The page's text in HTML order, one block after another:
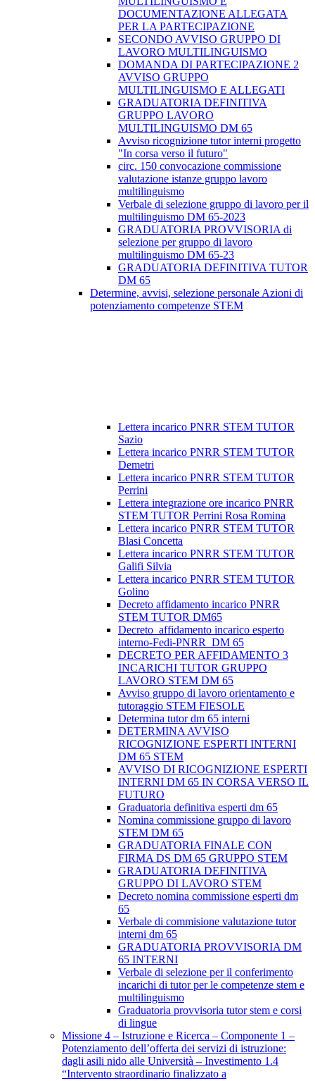
DOCUMENTAZIONE ALLEGATA
PER LA PARTECIPAZIONE
SECONDO AVVISO GRUPPO DI
LAVORO MULTILINGUISMO
DOMANDA DI PARTECIPAZIONE 2
AVVISO GRUPPO
MULTILINGUISMO E ALLEGATI
GRADUATORIA DEFINITIVA
GRUPPO LAVORO
MULTILINGUISMO DM 65
Avviso ricognizione tutor interni progetto
"In corsa verso il futuro"
circ. 150 convocazione commissione
valutazione istanze gruppo lavoro
multilinguismo
Verbale di selezione gruppo di lavoro per il
multilinguismo DM 65-2023
GRADUATORIA PROVVISORIA di
selezione per gruppo di lavoro
multilinguismo DM 65-23
GRADUATORIA DEFINITIVA TUTOR
DM 65
Determine, avvisi, selezione personale Azioni di
potenziamento competenze STEM
Lettera incarico PNRR STEM TUTOR
Sazio
Lettera incarico PNRR STEM TUTOR
Demetri
Lettera incarico PNRR STEM TUTOR
Perrini
Lettera integrazione ore incarico PNRR
STEM TUTOR Perrini Rosa Romina
Lettera incarico PNRR STEM TUTOR
Blasi Concetta
Lettera incarico PNRR STEM TUTOR
Galifi Silvia
Lettera incarico PNRR STEM TUTOR
Golino
Decreto affidamento incarico PNRR
STEM TUTOR DM65
Decreto_affidamento incarico esperto
interno-Fedi-PNRR_DM 65
DECRETO PER AFFIDAMENTO 3
INCARICHI TUTOR GRUPPO
LAVORO STEM DM 65
Avviso gruppo di lavoro orientamento e
tutoraggio STEM FIESOLE
Determina tutor dm 65 interni
DETERMINA AVVISO
RICOGNIZIONE ESPERTI INTERNI
DM 65 STEM
AVVISO DI RICOGNIZIONE ESPERTI
INTERNI DM 65 IN CORSA VERSO IL
FUTURO
Graduatoria definitiva esperti dm 65
Nomina commissione gruppo di lavoro
STEM DM 65
GRADUATORIA FINALE CON
FIRMA DS DM 65 GRUPPO STEM
GRADUATORIA DEFINITIVA
GRUPPO DI LAVORO STEM
Decreto nomina commissione esperti dm
65
Verbale di commisione valutazione tutor
interni dm 65
GRADUATORIA PROVVISORIA DM
65 INTERNI
Verbale di selezione per il conferimento
incarichi di tutor per le competenze stem e
multilinguismo
Graduatoria provvisoria tutor stem e corsi
di lingue
Missione 4 – Istruzione e Ricerca – Componente 1 –
Potenziamento dell’offerta dei servizi di istruzione:
dagli asili nido alle Università – Investimento 1.4
“Intervento straordinario finalizzato a